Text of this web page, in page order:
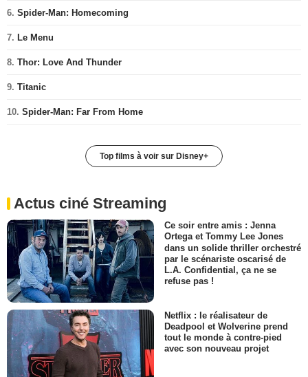
6. Spider-Man: Homecoming
7. Le Menu
8. Thor: Love And Thunder
9. Titanic
10. Spider-Man: Far From Home
Top films à voir sur Disney+
Actus ciné Streaming
Ce soir entre amis : Jenna
Ortega et Tommy Lee Jones
dans un solide thriller orchestré
par le scénariste oscarisé de
L.A. Confidential, ça ne se
refuse pas !
Netflix : le réalisateur de
Deadpool et Wolverine prend
tout le monde à contre-pied
avec son nouveau projet